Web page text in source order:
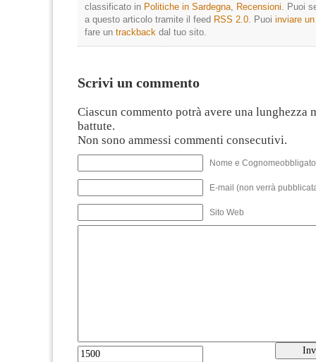
classificato in Politiche in Sardegna Recensioni . Puoi
a questo articolo tramite il feed RSS 2.0 . Puoi inviare
fare un trackback dal tuo sito.
Scrivi un commento
Ciascun commento potrà avere una lunghezza
battute.
Non sono ammessi commenti consecutivi.
Nome e
E-mail (non verrà
Sito Web